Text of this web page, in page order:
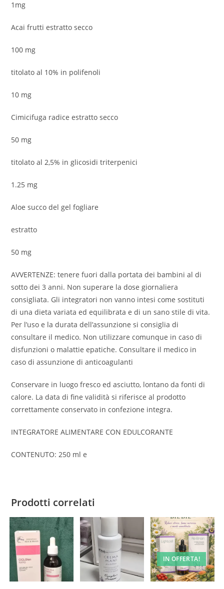
1mg
Acai frutti estratto secco
100 mg
titolato al 10% in polifenoli
10 mg
Cimicifuga radice estratto secco
50 mg
titolato al 2,5% in glicosidi triterpenici
1.25 mg
Aloe succo del gel fogliare
estratto
50 mg
AVVERTENZE: tenere fuori dalla portata dei bambini al di
sotto dei 3 anni. Non superare la dose giornaliera
consigliata. Gli integratori non vanno intesi come sostituti
di una dieta variata ed equilibrata e di un sano stile di vita.
Per l’uso e la durata dell’assunzione si consiglia di
consultare il medico. Non utilizzare comunque in caso di
disfunzioni o malattie epatiche. Consultare il medico in
caso di assunzione di anticoagulanti
Conservare in luogo fresco ed asciutto, lontano da fonti di
calore. La data di fine validità si riferisce al prodotto
correttamente conservato in confezione integra.
INTEGRATORE ALIMENTARE CON EDULCORANTE
CONTENUTO: 250 ml e
Prodotti correlati
IN OFFERTA!